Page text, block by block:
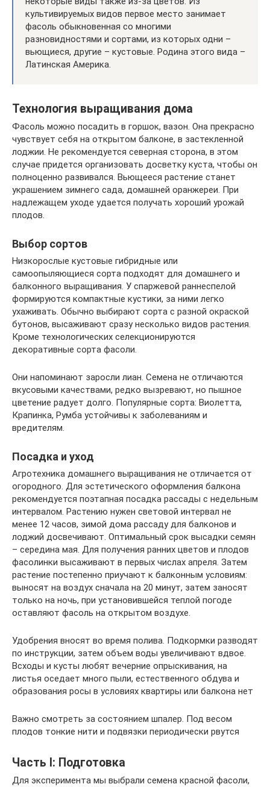
культивируемых видов первое место занимает
фасоль обыкновенная со многими
разновидностями и сортами, из которых одни –
вьющиеся, другие – кустовые. Родина этого вида –
Латинская Америка.
Технология выращивания дома
Фасоль можно посадить в горшок, вазон. Она прекрасно
чувствует себя на открытом балконе, в застекленной
лоджии. Не рекомендуется северная сторона, в этом
случае придется организовать досветку куста, чтобы он
полноценно развивался. Вьющееся растение станет
украшением зимнего сада, домашней оранжереи. При
надлежащем уходе удается получать хороший урожай
плодов.
Выбор сортов
Низкорослые кустовые гибридные или
самоопыляющиеся сорта подходят для домашнего и
балконного выращивания. У спаржевой раннеспелой
формируются компактные кустики, за ними легко
ухаживать. Обычно выбирают сорта с разной окраской
бутонов, высаживают сразу несколько видов растения.
Кроме технологических селекционируются
декоративные сорта фасоли.
Они напоминают заросли лиан. Семена не отличаются
вкусовыми качествами, редко вызревают, но пышное
цветение радует долго. Популярные сорта: Виолетта,
Крапинка, Румба устойчивы к заболеваниям и
вредителям.
Посадка и уход
Агротехника домашнего выращивания не отличается от
огородного. Для эстетического оформления балкона
рекомендуется поэтапная посадка рассады с недельным
интервалом. Растению нужен световой интервал не
менее 12 часов, зимой дома рассаду для балконов и
лоджий досвечивают. Оптимальный срок высадки семян
– середина мая. Для получения ранних цветов и плодов
фасолинки высаживают в первых числах апреля. Затем
растение постепенно приучают к балконным условиям:
выносят на воздух сначала на 20 минут, затем заносят
только на ночь, при установившейся теплой погоде
оставляют фасоль на открытом воздухе.
Удобрения вносят во время полива. Подкормки разводят
по инструкции, затем объем воды увеличивают вдвое.
Всходы и кусты любят вечерние опрыскивания, на
листья оседает много пыли, естественного обдува и
образования росы в условиях квартиры или балкона нет
Важно смотреть за состоянием шпалер. Под весом
плодов тонкие нити и подвязки периодически рвутся
Часть I: Подготовка
Для эксперимента мы выбрали семена красной фасоли,